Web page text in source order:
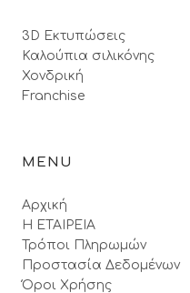
3D Εκτυπώσεις
Καλούπια σιλικόνης
Χονδρική
Franchise
MENU
Αρχική
Η ΕΤΑΙΡΕΙΑ
Τρόποι Πληρωμών
Προστασία Δεδομένων
Όροι Xρήσης